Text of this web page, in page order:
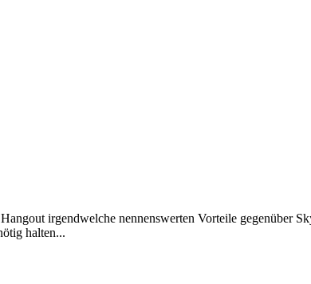
irgendwelche nennenswerten Vorteile gegenüber
halten...